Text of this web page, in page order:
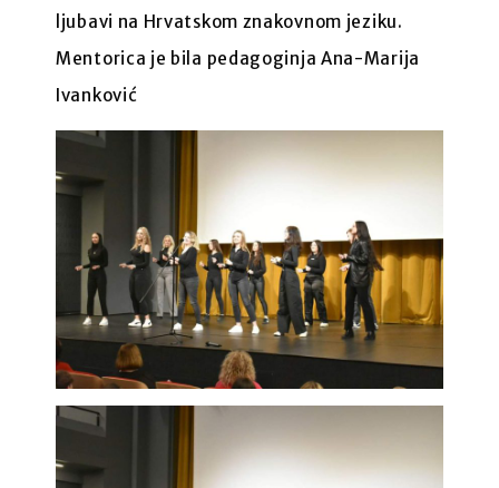
ljubavi na Hrvatskom znakovnom jeziku.
Mentorica je bila pedagoginja Ana-Marija
Ivanković